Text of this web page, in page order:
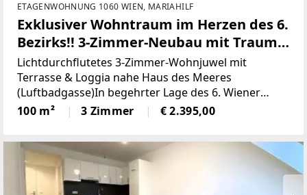
ETAGENWOHNUNG 1060 WIEN, MARIAHILF
Exklusiver Wohntraum im Herzen des 6.
Bezirks!! 3-Zimmer-Neubau mit Traum-
Freifläche nahe Mariahilfer Straße!!
Lichtdurchflutetes 3-Zimmer-Wohnjuwel mit
Terrasse & Loggia nahe Haus des Meeres
(Luftbadgasse)In begehrter Lage des 6. Wiener
Gemeindebezirks erwartet Sie diese hochwertige 3-
Zimmer-Neubauwohnung im 1. Obergeschoss. Die
100 m² 3 Zimmer € 2.395,00